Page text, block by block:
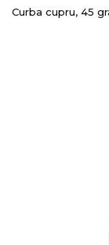
Curba cupru, 45